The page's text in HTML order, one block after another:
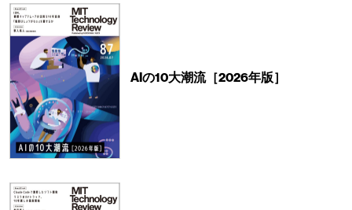
AIの10大潮流［2026年版］